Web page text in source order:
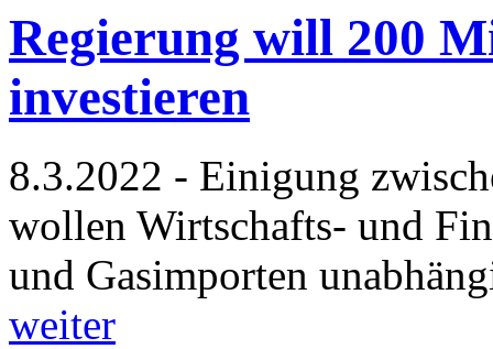
Regierung will 200
investieren
8.3.2022 - Einigung
wollen Wirtschafts- und
und Gasimporten
weiter